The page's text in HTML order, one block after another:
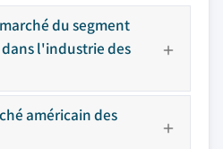
du segment
l'industrie des
américain des